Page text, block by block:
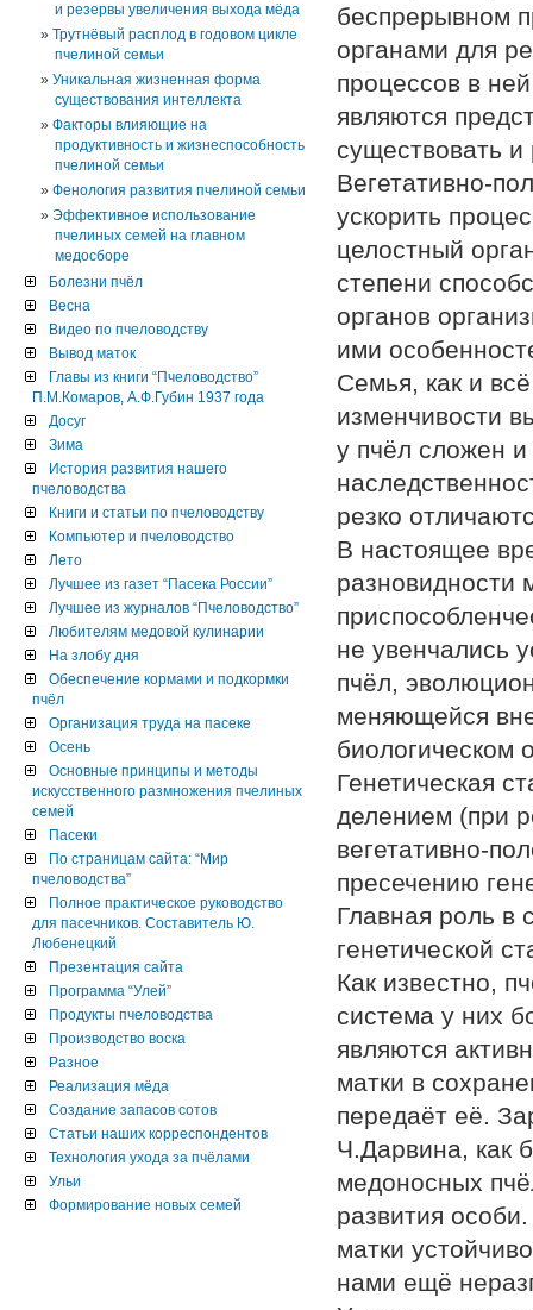
беспрерывном
органами для
процессов в
являются
существовать и
Вегетативно-
ускорить
целостный
степени
органов
ими
Семья, как и
изменчивости
у пчёл сложен и
резко
В настоящее
разновидности
не увенчались
пчёл,
меняющейся
биологическом
Генетическая
делением (при
вегетативно-
пресечению
Главная роль в
генетической
Как известно,
система у них
являются
матки в
передаёт её.
Ч.Дарвина, как
медоносных
развития
матки
нами ещё
и резервы увеличения выхода мёда
Трутнёвый расплод в годовом цикле
пчелиной семьи
Уникальная жизненная форма
существования интеллекта
Факторы влияющие на
продуктивность и жизнеспособность
пчелиной семьи
Фенология развития пчелиной семьи
Эффективное использование
пчелиных семей на главном
медосборе
Болезни пчёл
Весна
Видео по пчеловодству
Вывод маток
Главы из книги “Пчеловодство”
П.М.Комаров, А.Ф.Губин 1937 года
Досуг
Зима
История развития нашего
пчеловодства
Книги и статьи по пчеловодству
Компьютер и пчеловодство
Лето
Лучшее из газет “Пасека России”
Лучшее из журналов “Пчеловодство”
Любителям медовой кулинарии
На злобу дня
Обеспечение кормами и подкормки
пчёл
Организация труда на пасеке
Осень
Основные принципы и методы
искусственного размножения пчелиных
семей
Пасеки
По страницам сайта: “Мир
пчеловодства”
Полное практическое руководство
для пасечников. Составитель Ю.
Любенецкий
Презентация сайта
Программа “Улей”
Продукты пчеловодства
Производство воска
Разное
Реализация мёда
Создание запасов сотов
Статьи наших корреспондентов
Технология ухода за пчёлами
Ульи
Формирование новых семей